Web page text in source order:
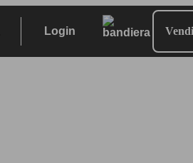
Login Vendi